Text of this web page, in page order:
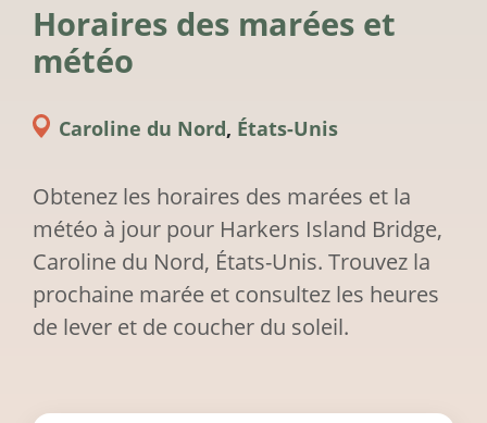
Horaires des marées et
météo
Caroline du Nord, États-Unis
Obtenez les horaires des marées et la
météo à jour pour Harkers Island Bridge,
Caroline du Nord, États-Unis. Trouvez la
prochaine marée et consultez les heures
de lever et de coucher du soleil.